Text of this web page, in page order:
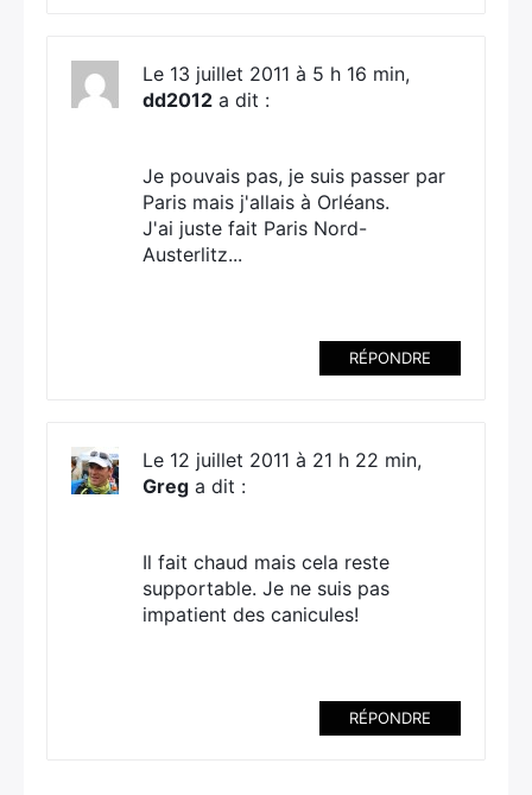
Le 13 juillet 2011 à 5 h 16 min,
dd2012 a dit :
Je pouvais pas, je suis passer par
Paris mais j'allais à Orléans.
J'ai juste fait Paris Nord-
Austerlitz...
RÉPONDRE
Le 12 juillet 2011 à 21 h 22 min,
Greg a dit :
Il fait chaud mais cela reste
supportable. Je ne suis pas
impatient des canicules!
RÉPONDRE